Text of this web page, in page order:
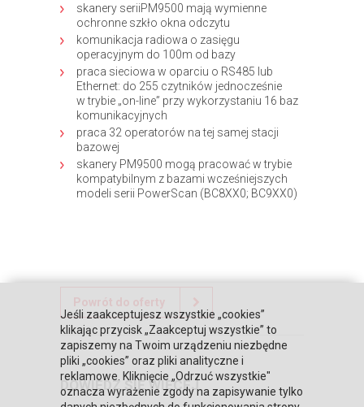
skanery seriiPM9500 mają wymienne
ochronne szkło okna odczytu
komunikacja radiowa o zasięgu
operacyjnym do 100m od bazy
praca sieciowa w oparciu o RS485 lub
Ethernet: do 255 czytników jednocześnie
w trybie „on-line” przy wykorzystaniu 16 baz
komunikacyjnych
praca 32 operatorów na tej samej stacji
bazowej
skanery PM9500 mogą pracować w trybie
kompatybilnym z bazami wcześniejszych
modeli serii PowerScan (BC8XX0; BC9XX0)
Powrót do oferty
DOWIEDZ SIĘ WIĘCEJ
Jeśli zaakceptujesz wszystkie „cookies”
klikając przycisk „Zaakceptuj wszystkie” to
zapiszemy na Twoim urządzeniu niezbędne
pliki „cookies” oraz pliki analityczne i
reklamowe. Kliknięcie „Odrzuć wszystkie"
oznacza wyrażenie zgody na zapisywanie tylko